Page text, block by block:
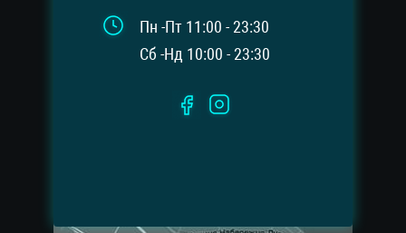
Пн -Пт 11:00 - 23:30
Сб -Нд 10:00 - 23:30